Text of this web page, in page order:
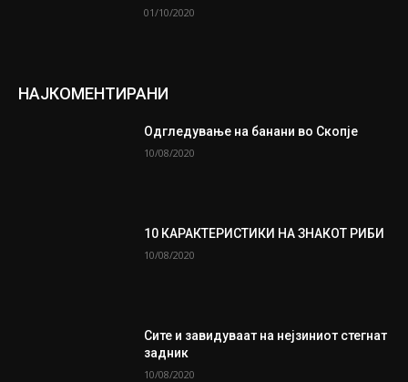
01/10/2020
НАЈКОМЕНТИРАНИ
Одгледување на банани во Скопје
10/08/2020
10 КАРАКТЕРИСТИКИ НА ЗНАКОТ РИБИ
10/08/2020
Сите и завидуваат на нејзиниот стегнат
задник
10/08/2020